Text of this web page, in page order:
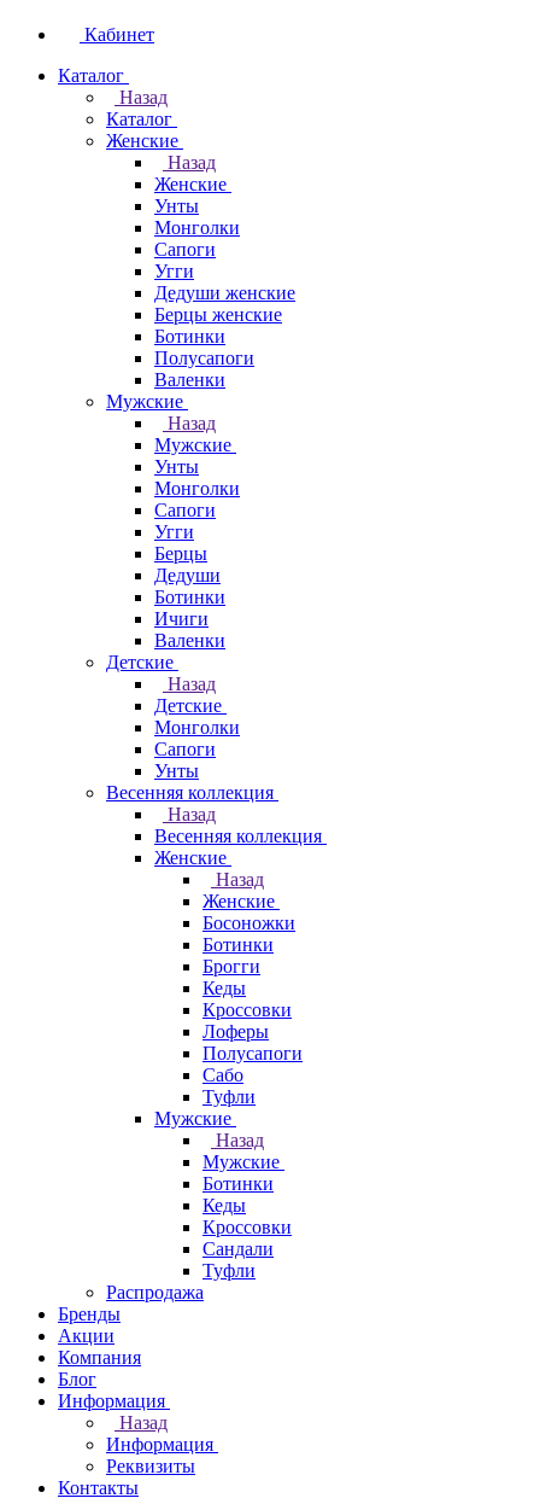
Кабинет
Каталог
Назад
Каталог
Женские
Назад
Женские
Унты
Монголки
Сапоги
Угги
Дедуши женские
Берцы женские
Ботинки
Полусапоги
Валенки
Мужские
Назад
Мужские
Унты
Монголки
Сапоги
Угги
Берцы
Дедуши
Ботинки
Ичиги
Валенки
Детские
Назад
Детские
Монголки
Сапоги
Унты
Весенняя коллекция
Назад
Весенняя коллекция
Женские
Назад
Женские
Босоножки
Ботинки
Брогги
Кеды
Кроссовки
Лоферы
Полусапоги
Сабо
Туфли
Мужские
Назад
Мужские
Ботинки
Кеды
Кроссовки
Сандали
Туфли
Распродажа
Бренды
Акции
Компания
Блог
Информация
Назад
Информация
Реквизиты
Контакты